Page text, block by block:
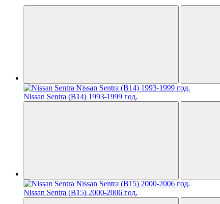
Nissan Sentra (B14) 1993-1999 год.
Nissan Sentra (B15) 2000-2006 год.